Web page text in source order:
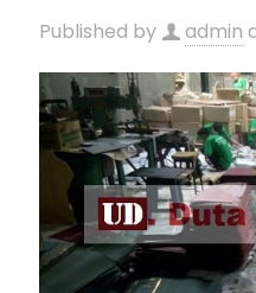
Published by admin